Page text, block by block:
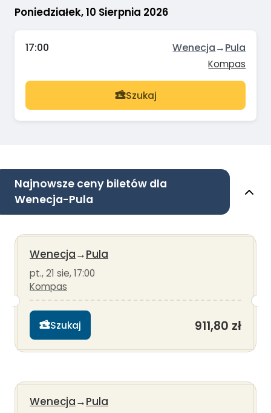
Poniedziałek, 10 Sierpnia 2026
17:00 Wenecja→Pula
Kompas
Szukaj
Najnowsze ceny biletów dla
Wenecja-Pula
Wenecja→Pula
pt., 21 sie, 17:00
Kompas
Szukaj 911,80 zł
Wenecja→Pula